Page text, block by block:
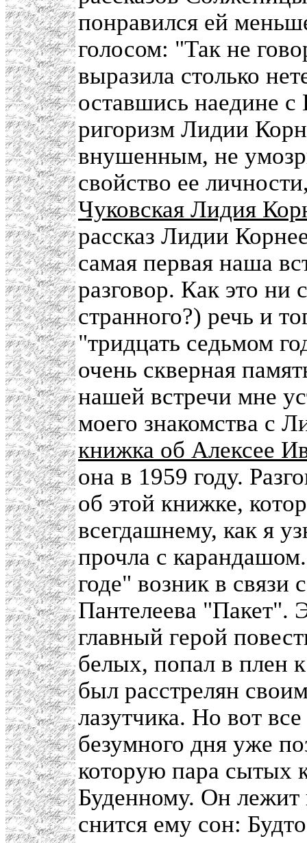
понравился ей
голосом: "Так не
выразила столько
оставшись наедине с
ригоризм Лидии
внушенным, не
свойство ее
Чуковская Лидия
рассказ Лидии
самая первая наша
разговор. Как это ни
странного?) речь и
"тридцать седьмом
очень скверная
нашей встречи мне
моего знакомства с
книжка об Алексее
она в 1959 году.
об этой книжке,
всегдашнему, как я
прочла с
годе" возник в связи
Пантелеева "Пакет".
главный герой
белых, попал в плен
был расстрелян
лазутчика. Но вот
безумного дня уже
которую пара сытых
Буденному. Он лежит
снится ему сон: